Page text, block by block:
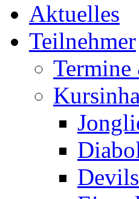
Aktuelles
Teilnehmer